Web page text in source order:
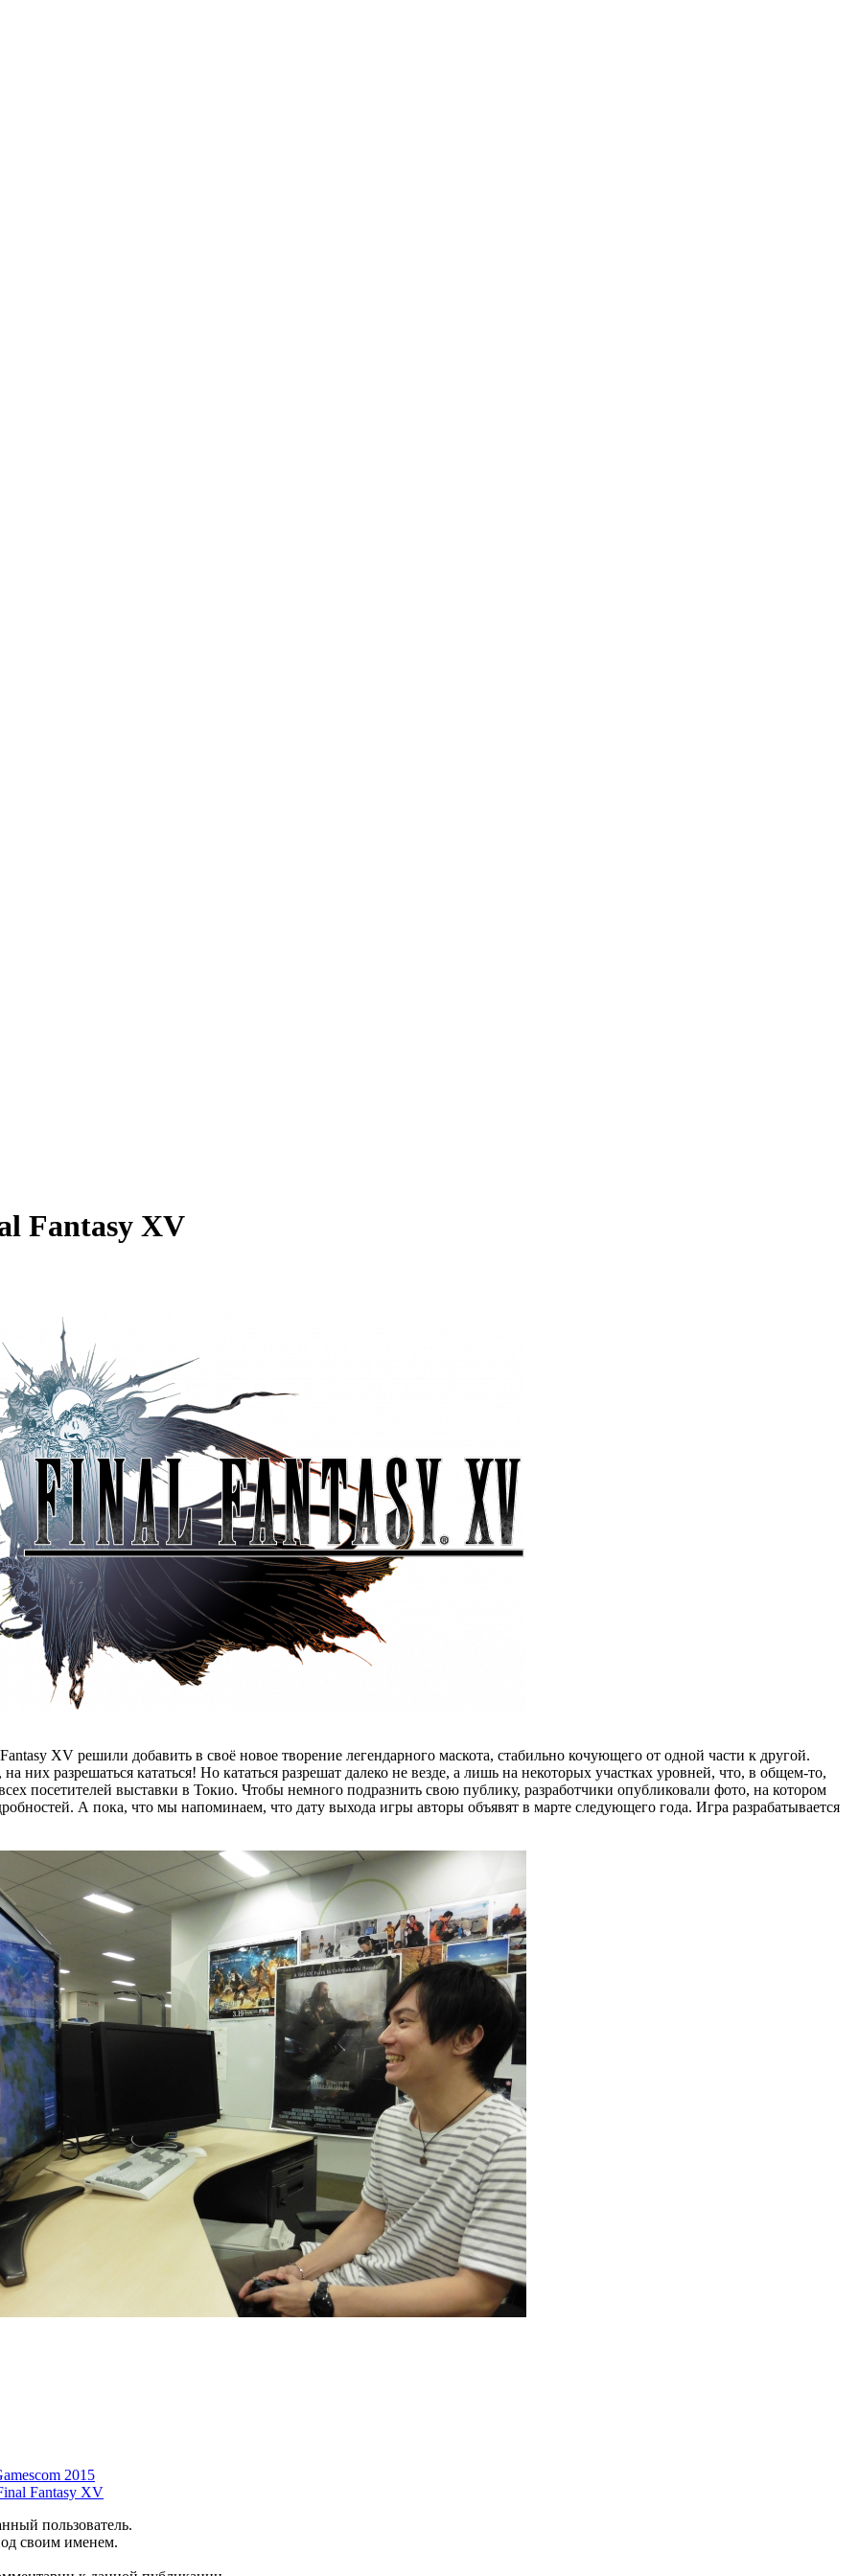
Fantasy XV
XV решили добавить в своё новое творение легендарного маскота, стабильно кочующего от одной части к другой.
них разрешаться кататься! Но кататься разрешат далеко не везде, а лишь на некоторых участках уровней, что, в общем-то,
посетителей выставки в Токио. Чтобы немного подразнить свою публику, разработчики опубликовали фото, на котором
А пока, что мы напоминаем, что дату выхода игры авторы объявят в марте следующего года. Игра разрабатывается
2015
Fantasy XV
пользователь.
своим именем.